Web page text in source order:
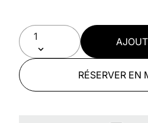
RÉSERVER EN